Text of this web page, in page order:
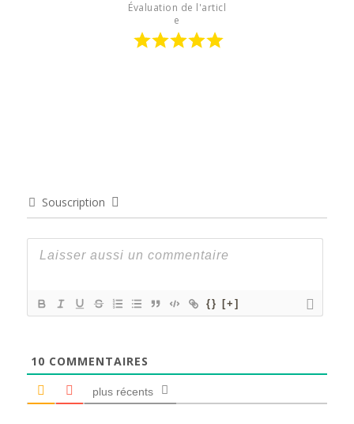
Évaluation de l'articl
e
Souscription
{} [+]
10 COMMENTAIRES
plus récents